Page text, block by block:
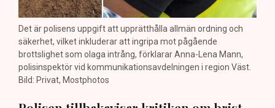
Det är polisens uppgift att upprätthålla allmän ordning och
säkerhet, vilket inkluderar att ingripa mot pågående
brottslighet som olaga intrång, förklarar Anna-Lena Mann,
polisinspektör vid kommunikationsavdelningen i region Väst.
Bild: Privat, Mostphotos